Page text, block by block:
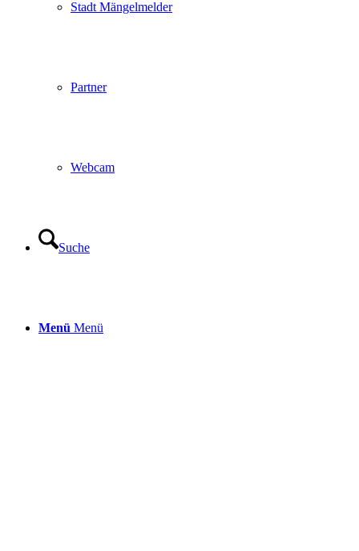
Stadt Mängelmelder
Partner
Webcam
Suche
Menü Menü